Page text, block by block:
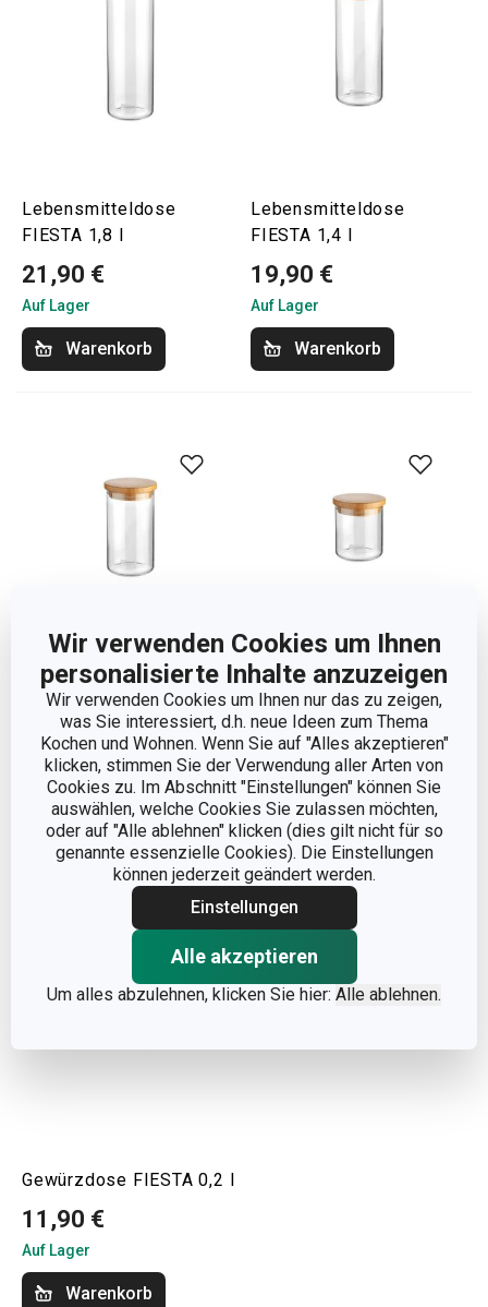
Wir verwenden Cookies um Ihnen
personalisierte Inhalte anzuzeigen
Wir verwenden Cookies um Ihnen nur das zu zeigen,
was Sie interessiert, d.h. neue Ideen zum Thema
Kochen und Wohnen. Wenn Sie auf "Alles akzeptieren"
klicken, stimmen Sie der Verwendung aller Arten von
Cookies zu. Im Abschnitt "Einstellungen" können Sie
auswählen, welche Cookies Sie zulassen möchten,
oder auf "Alle ablehnen" klicken (dies gilt nicht für so
genannte essenzielle Cookies). Die Einstellungen
können jederzeit geändert werden.
Einstellungen
Alle akzeptieren
Um alles abzulehnen, klicken Sie hier: Alle ablehnen.
Lebensmitteldose
FIESTA 1,8 l
21,90 €
Auf Lager
Warenkorb
Lebensmitteldose
FIESTA 1,4 l
19,90 €
Auf Lager
Warenkorb
Lebensmitteldose
FIESTA 0,8 l
18,90 €
Auf Lager
Warenkorb
Lebensmitteldose
FIESTA 0,5 l
17,90 €
Auf Lager
Warenkorb
Gewürzdose FIESTA 0,2 l
11,90 €
Auf Lager
Warenkorb